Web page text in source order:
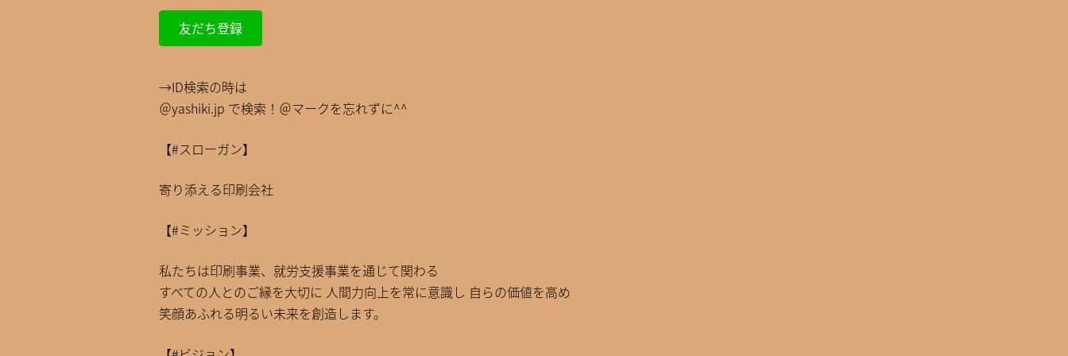
友だち登録
→ID検索の時は
＠yashiki.jp で検索！＠マークを忘れずに^^
【#スローガン】
寄り添える印刷会社
【#ミッション】
私たちは印刷事業、就労支援事業を通じて関わる
すべての人とのご縁を大切に 人間力向上を常に意識し 自らの価値を高め
笑顔あふれる明るい未来を創造します。